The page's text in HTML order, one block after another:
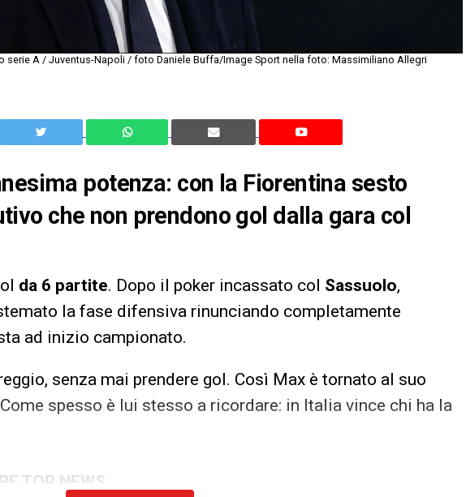
serie A / Juventus-Napoli / foto Daniele Buffa/Image Sport nella foto: Massimiliano Allegri
potenza: con la Fiorentina sesto
che non prendono gol dalla gara col
da 6 partite. Dopo il poker incassato col Sassuolo,
la fase difensiva rinunciando completamente
ad inizio campionato.
senza mai prendere gol. Così Max è tornato al suo
spesso è lui stesso a ricordare: in Italia vince chi ha la
TOP NEWS